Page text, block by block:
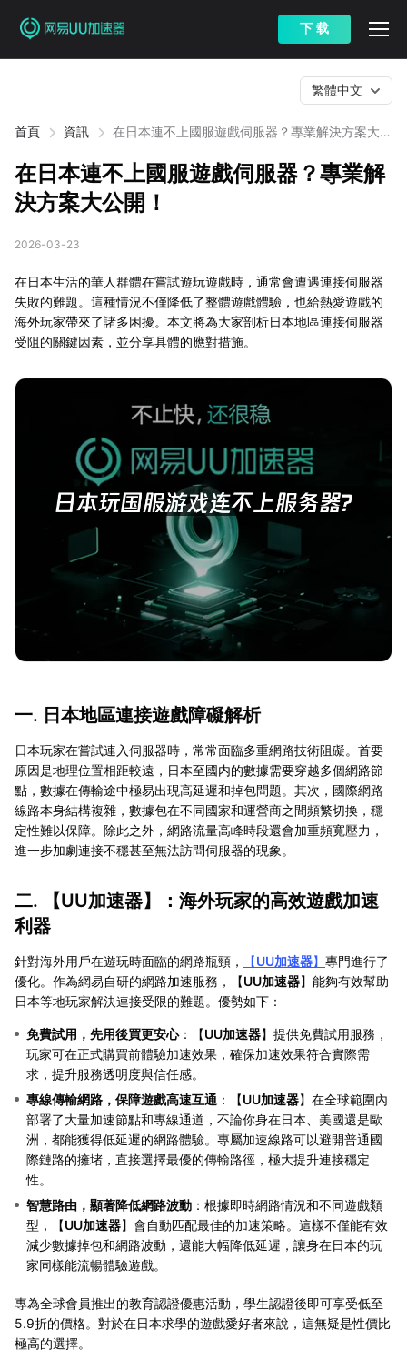
下 载
首頁 資訊
在日本連不上國服遊戲伺服器？專業解決方案大公
繁體中文
在日本連不上國服遊戲伺服器？專業解
決方案大公開！
2026-03-23
在日本生活的華人群體在嘗試遊玩遊戲時，通常會遭遇連接伺服器
失敗的難題。這種情況不僅降低了整體遊戲體驗，也給熱愛遊戲的
海外玩家帶來了諸多困擾。本文將為大家剖析日本地區連接伺服器
受阻的關鍵因素，並分享具體的應對措施。
一. 日本地區連接遊戲障礙解析
日本玩家在嘗試連入伺服器時，常常面臨多重網路技術阻礙。首要
原因是地理位置相距較遠，日本至國内的數據需要穿越多個網路節
點，數據在傳輸途中極易出現高延遲和掉包問題。其次，國際網路
線路本身結構複雜，數據包在不同國家和運營商之間頻繁切換，穩
定性難以保障。除此之外，網路流量高峰時段還會加重頻寬壓力，
進一步加劇連接不穩甚至無法訪問伺服器的現象。
二. 【UU加速器】：海外玩家的高效遊戲加速
利器
針對海外用戶在遊玩時面臨的網路瓶頸， 【UU加速器】 專門進行了
優化。作為網易自研的網路加速服務，【UU加速器】能夠有效幫助
日本等地玩家解決連接受限的難題。優勢如下：
免費試用，先用後買更安心：【UU加速器】提供免費試用服務，
玩家可在正式購買前體驗加速效果，確保加速效果符合實際需
求，提升服務透明度與信任感。
專線傳輸網路，保障遊戲高速互通 ：【UU加速器】在全球範圍內
部署了大量加速節點和專線通道，不論你身在日本、美國還是歐
洲，都能獲得低延遲的網路體驗。專屬加速線路可以避開普通國
際鏈路的擁堵，直接選擇最優的傳輸路徑，極大提升連接穩定
性。
智慧路由，顯著降低網路波動 ：根據即時網路情況和不同遊戲類
型，【UU加速器】會自動匹配最佳的加速策略。這樣不僅能有效
減少數據掉包和網路波動，還能大幅降低延遲，讓身在日本的玩
家同樣能流暢體驗遊戲。
專為全球會員推出的教育認證優惠活動，學生認證後即可享受低至
5.9折的價格。對於在日本求學的遊戲愛好者來說，這無疑是性價比
極高的選擇。